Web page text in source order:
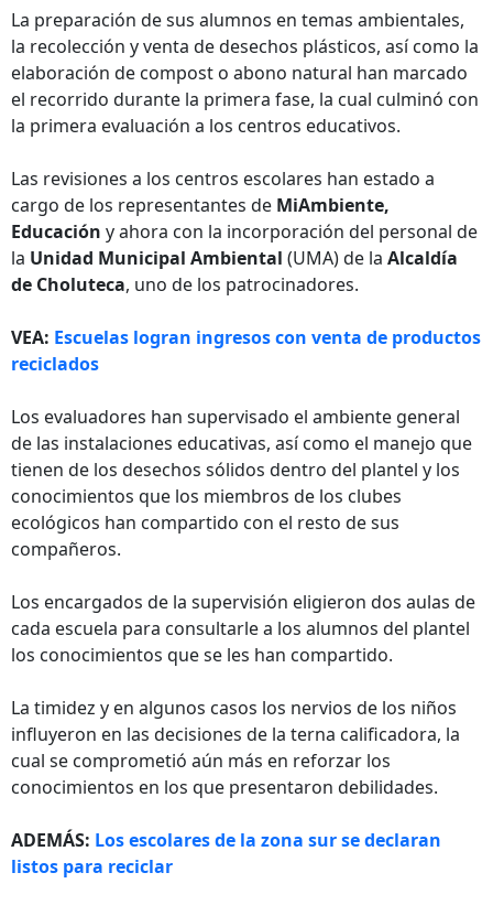
La preparación de sus alumnos en temas ambientales,
la recolección y venta de desechos plásticos, así como la
elaboración de compost o abono natural han marcado
el recorrido durante la primera fase, la cual culminó con
la primera evaluación a los centros educativos.
Las revisiones a los centros escolares han estado a
cargo de los representantes de MiAmbiente,
Educación y ahora con la incorporación del personal de
la Unidad Municipal Ambiental (UMA) de la Alcaldía
de Choluteca, uno de los patrocinadores.
VEA: Escuelas logran ingresos con venta de productos
reciclados
Los evaluadores han supervisado el ambiente general
de las instalaciones educativas, así como el manejo que
tienen de los desechos sólidos dentro del plantel y los
conocimientos que los miembros de los clubes
ecológicos han compartido con el resto de sus
compañeros.
Los encargados de la supervisión eligieron dos aulas de
cada escuela para consultarle a los alumnos del plantel
los conocimientos que se les han compartido.
La timidez y en algunos casos los nervios de los niños
influyeron en las decisiones de la terna calificadora, la
cual se comprometió aún más en reforzar los
conocimientos en los que presentaron debilidades.
ADEMÁS: Los escolares de la zona sur se declaran
listos para reciclar